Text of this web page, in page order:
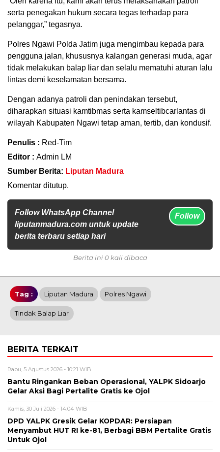
serta penegakan hukum secara tegas terhadap para
pelanggar,” tegasnya.
Polres Ngawi Polda Jatim juga mengimbau kepada para
pengguna jalan, khususnya kalangan generasi muda, agar
tidak melakukan balap liar dan selalu mematuhi aturan lalu
lintas demi keselamatan bersama.
Dengan adanya patroli dan penindakan tersebut,
diharapkan situasi kamtibmas serta kamseltibcarlantas di
wilayah Kabupaten Ngawi tetap aman, tertib, dan kondusif.
Penulis : Red-Tim
Editor : Admin LM
Sumber Berita: Liputan Madura
Komentar ditutup.
Follow WhatsApp Channel
liputanmadura.com untuk update
berita terbaru setiap hari
Follow
Berita ini 0 kali dibaca
Tag : Liputan Madura Polres Ngawi
Tindak Balap Liar
BERITA TERKAIT
Rabu, 5 Agustus 2026 - 10:21 WIB
Bantu Ringankan Beban Operasional, YALPK Sidoarjo
Gelar Aksi Bagi Pertalite Gratis ke Ojol
Kamis, 30 Juli 2026 - 14:04 WIB
DPD YALPK Gresik Gelar KOPDAR: Persiapan
Menyambut HUT RI ke-81, Berbagi BBM Pertalite Gratis
Untuk Ojol